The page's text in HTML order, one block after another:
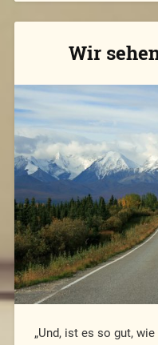
Wir
„Und, ist es so gut, wie